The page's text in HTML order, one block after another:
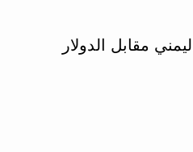
مقابل الدولار